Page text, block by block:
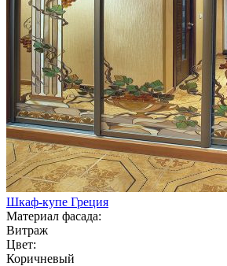
Шкаф-купе Греция
Материал фасада:
Витраж
Цвет:
Коричневый